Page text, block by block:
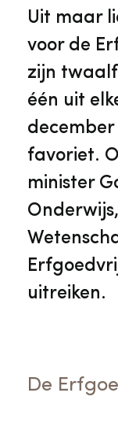
Collectiebeheer
Ons team
Over de
Vacatures
Tarieven
Algemene
Uit maar
voor de
zijn
één uit
december
favoriet.
minister
uitreiken.
De